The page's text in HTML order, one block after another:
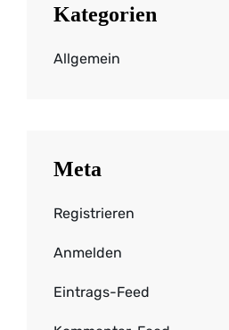
Kategorien
Allgemein
Meta
Registrieren
Anmelden
Eintrags-Feed